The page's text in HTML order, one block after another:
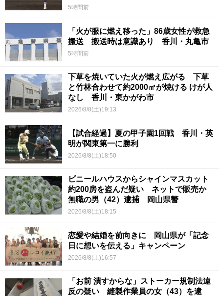
5時間前
「火が服に燃え移った」86歳女性が救急
搬送 搬送時は意識あり 香川・丸亀市
5時間前
下草を焼いていた火が燃え広がる 下草
と竹林合わせて約2000㎡が焼ける けが人
なし 香川・東かがわ市
2026/8/8(土)19:13
【試合経過】夏の甲子園1回戦 香川・英
明が関東第一に勝利
2026/8/8(土)18:50
ビニールハウスからシャインマスカット
約200房を盗んだ疑い ネットで販売か
無職の男（42）逮捕 岡山県警
2026/8/8(土)18:15
恋愛や結婚を前向きに 岡山県が「記念
日に想いを伝える」キャンペーン
2026/8/8(土)16:57
「お前 潰すからな」ストーカー規制法違
反の疑い 縫製作業員の女（43）を逮